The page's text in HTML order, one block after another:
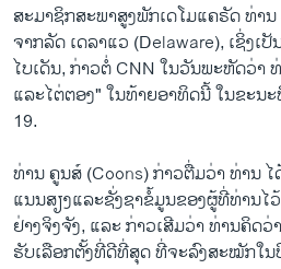
ສະມາຊິກສະພາສູງພັກເດໂມແຄຣັດ ທ່າ
ຈາກລັດ ເດລາແວ (Delaware), ເຊິ່ງ
ໄບເດັນ, ກ່າວຕໍ່ CNN ໃນວັນພະຫັດວ່າ
ແລະໄຕ່ຕອງ" ໃນທ້າຍອາທິດນີ້ ໃນຂະນ
19.
ທ່ານ ຄູນສ໌ (Coons) ກ່າວ​ຕື່ມ​ວ່າ ທ່ານ
ແນນ​ສຽງ​ແລະ​ຊັ່ງຊາ​ຂໍ້ມູນຂອງຜູ້ທີ່ທ່ານໄ
ຢ່າງຈິງຈັງ, ແລະ ກ່າວເສີມວ່າ ທ່ານ​ຄິດ​
ຮັບ​ເລືອກ​ຕັ້ງ​ທີ່​ດີ​ທີ່​ສຸດ ທີ່ຈະລົງສະໝັກ​ໃນ​